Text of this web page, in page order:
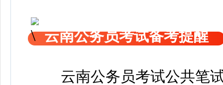
云南公务员考试备考提醒
云南公务员考试公共笔